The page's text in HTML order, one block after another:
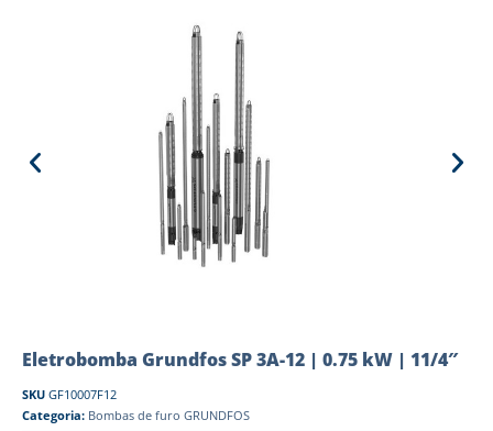
Eletrobomba Grundfos SP 3A-12 | 0.75 kW | 11/4″
SKU GF10007F12
Categoria: Bombas de furo GRUNDFOS